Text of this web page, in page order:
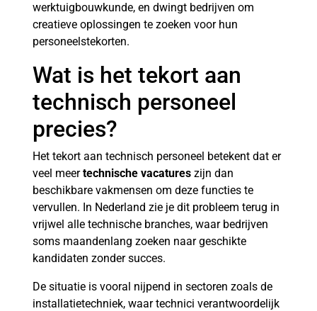
werktuigbouwkunde, en dwingt bedrijven om
creatieve oplossingen te zoeken voor hun
personeelstekorten.
Wat is het tekort aan
technisch personeel
precies?
Het tekort aan technisch personeel betekent dat er
veel meertechnische vacatures zijn dan
beschikbare vakmensen om deze functies te
vervullen. In Nederland zie je dit probleem terug in
vrijwel alle technische branches, waar bedrijven
soms maandenlang zoeken naar geschikte
kandidaten zonder succes.
De situatie is vooral nijpend in sectoren zoals de
installatietechniek, waar technici verantwoordelijk